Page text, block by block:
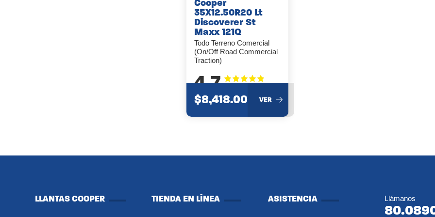
Cooper
35X12.50R20 Lt
Discoverer St
Maxx 121Q
Todo Terreno Comercial
(On/Off Road Commercial
Traction)
4.7
$8,418.00 VER
LLANTAS COOPER TIENDA EN LÍNEA ASISTENCIA Llámanos